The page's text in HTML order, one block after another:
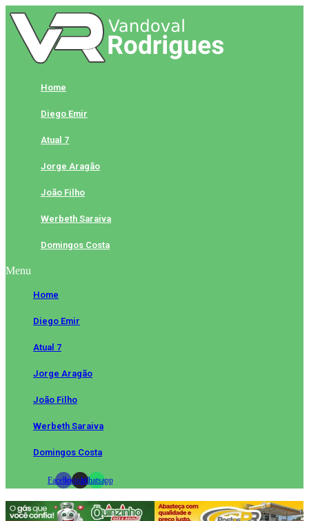
Skip
to
content
Home
Diego Emir
Atual 7
Jorge Aragão
João Filho
Werbeth Saraiva
Domingos Costa
Menu
Home
Diego Emir
Atual 7
Jorge Aragão
João Filho
Werbeth Saraiva
Domingos Costa
FacebookInstagramWhatsapp